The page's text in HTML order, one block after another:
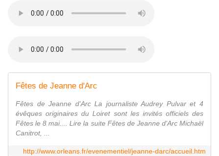
Fêtes de Jeanne d'Arc
Fêtes de Jeanne d'Arc La journaliste Audrey Pulvar et 4
évêques originaires du Loiret sont les invités officiels des
Fêtes le 8 mai.... Lire la suite Fêtes de Jeanne d'Arc Michaël
Canitrot, ...
http://www.orleans.fr/evenementiel/jeanne-darc/accueil.htm